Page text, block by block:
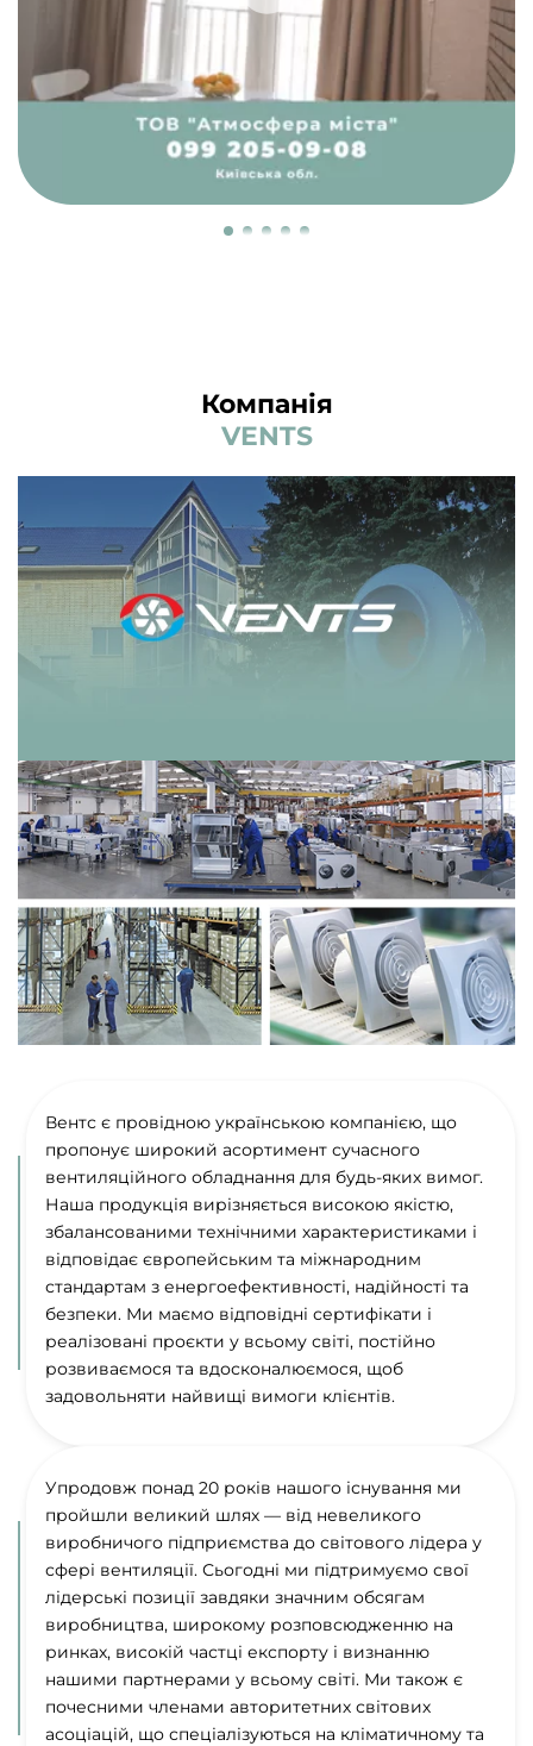
Компанія
VENTS
Вентс є провідною українською компанією, що
пропонує широкий асортимент сучасного
вентиляційного обладнання для будь-яких вимог.
Наша продукція вирізняється високою якістю,
збалансованими технічними характеристиками і
відповідає європейським та міжнародним
стандартам з енергоефективності, надійності та
безпеки. Ми маємо відповідні сертифікати і
реалізовані проєкти у всьому світі, постійно
розвиваємося та вдосконалюємося, щоб
задовольняти найвищі вимоги клієнтів.
Упродовж понад 20 років нашого існування ми
пройшли великий шлях — від невеликого
виробничого підприємства до світового лідера у
сфері вентиляції. Сьогодні ми підтримуємо свої
лідерські позиції завдяки значним обсягам
виробництва, широкому розповсюдженню на
ринках, високій частці експорту і визнанню
нашими партнерами у всьому світі. Ми також є
почесними членами авторитетних світових
асоціацій, що спеціалізуються на кліматичному та